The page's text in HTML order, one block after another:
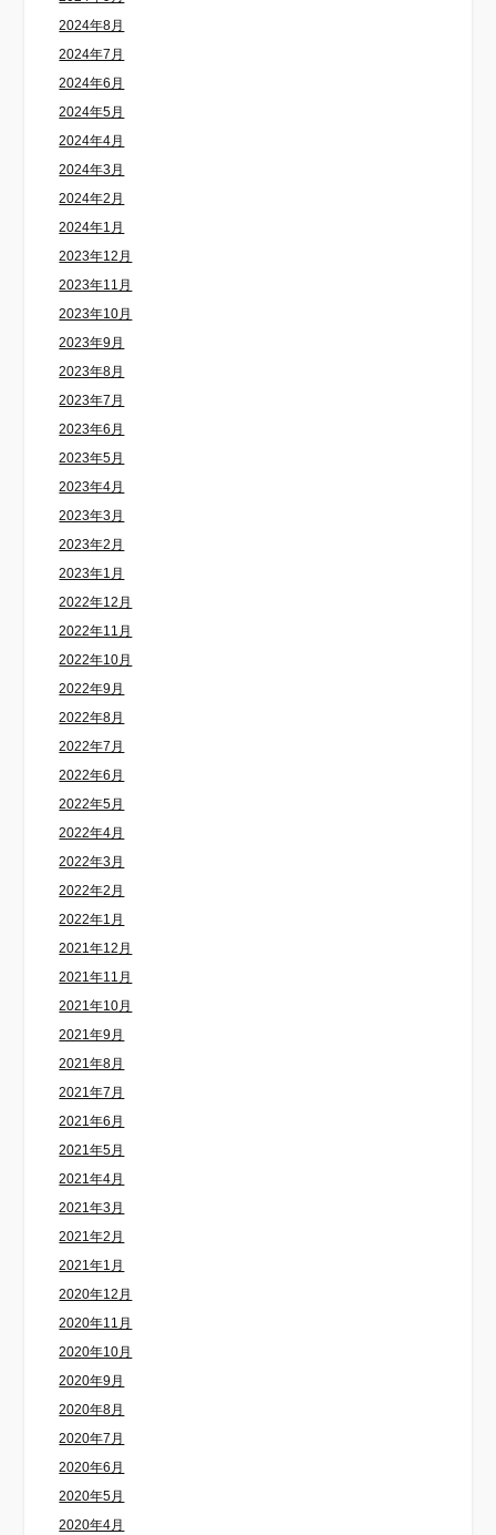
2024年8月
2024年7月
2024年6月
2024年5月
2024年4月
2024年3月
2024年2月
2024年1月
2023年12月
2023年11月
2023年10月
2023年9月
2023年8月
2023年7月
2023年6月
2023年5月
2023年4月
2023年3月
2023年2月
2023年1月
2022年12月
2022年11月
2022年10月
2022年9月
2022年8月
2022年7月
2022年6月
2022年5月
2022年4月
2022年3月
2022年2月
2022年1月
2021年12月
2021年11月
2021年10月
2021年9月
2021年8月
2021年7月
2021年6月
2021年5月
2021年4月
2021年3月
2021年2月
2021年1月
2020年12月
2020年11月
2020年10月
2020年9月
2020年8月
2020年7月
2020年6月
2020年5月
2020年4月